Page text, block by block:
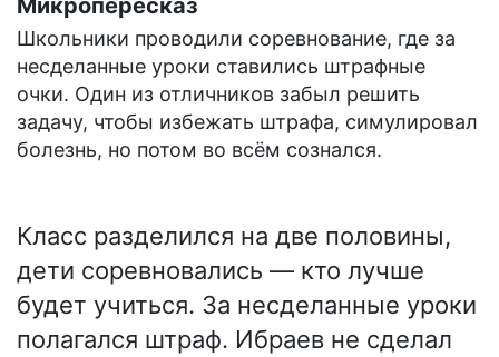
Микропересказ
Школьники проводили соревнование, где за
несделанные уроки ставились штрафные
очки. Один из отличников забыл решить
задачу, чтобы избежать штрафа, симулировал
болезнь, но потом во всём сознался.
Класс разделился на две половины,
дети соревновались — кто лучше
будет учиться. За несделанные уроки
полагался штраф. Ибраев не сделал